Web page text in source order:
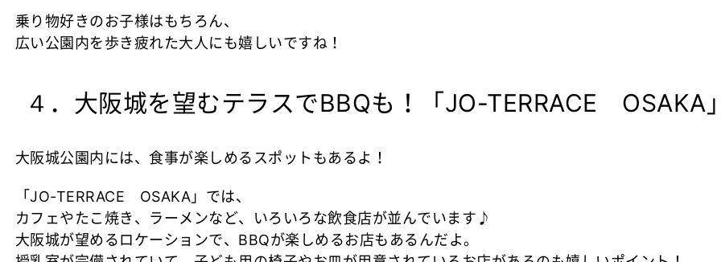
乗り物好きのお子様はもちろん、
広い公園内を歩き疲れた大人にも嬉しいですね！
４．大阪城を望むテラスでBBQも！「JO-TERRACE OSAKA
大阪城公園内には、食事が楽しめるスポットもあるよ！
「JO-TERRACE OSAKA」では、
カフェやたこ焼き、ラーメンなど、いろいろな飲食店が並んでいます♪
大阪城が望めるロケーションで、BBQが楽しめるお店もあるんだよ。